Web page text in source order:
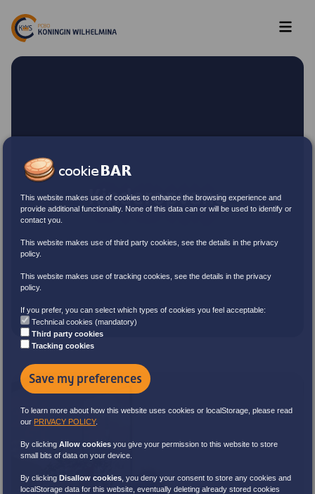
Kinderopvang
This website makes use of cookies to enhance the browsing experience and
provide additional functionality. None of this data can or will be used to identify or
contact you.
This website makes use of third party cookies, see the details in the privacy
policy.
This website makes use of tracking cookies, see the details in the privacy
policy.
If you prefer, you can select which types of cookies you feel acceptable:
Technical cookies (mandatory)
Third party cookies
Tracking cookies
Save my preferences
To learn more about how this website uses cookies or localStorage, please read
our PRIVACY POLICY.
By clickingAllow cookies you give your permission to this website to store
small bits of data on your device.
By clicking Disallow cookies ,you deny your consent to store any cookies and
localStorage data for this website, eventually deleting already stored cookies